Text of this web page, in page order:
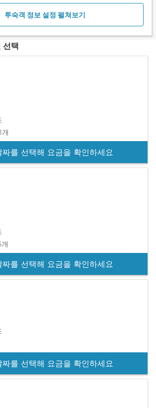
투숙객 정보 설정 펼쳐보기
선택
짜를 선택해 요금을 확인하세요
짜를 선택해 요금을 확인하세요
짜를 선택해 요금을 확인하세요